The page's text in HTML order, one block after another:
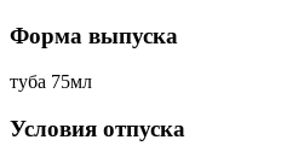
Форма выпуска
туба 75мл
Условия отпуска